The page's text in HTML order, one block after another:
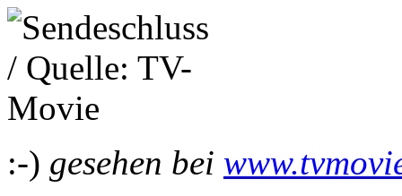
:-) gesehen bei